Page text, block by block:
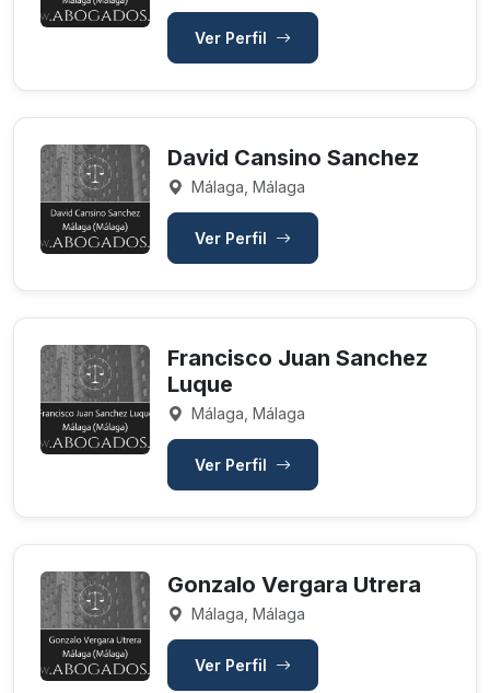
Ver Perfil
David Cansino Sanchez
Málaga, Málaga
Ver Perfil
Francisco Juan Sanchez
Luque
Málaga, Málaga
Ver Perfil
Gonzalo Vergara Utrera
Málaga, Málaga
Ver Perfil